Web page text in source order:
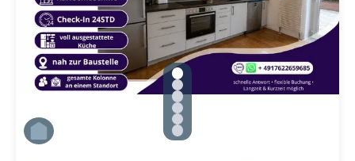
gallery.slide_selector
Zu Slide 1 wechseln
Zu Slide 2 wechseln
Zu Slide 3 wechseln
Zu Slide 4 wechseln
Zu Slide 5 wechseln
Zu Slide 6 wechseln